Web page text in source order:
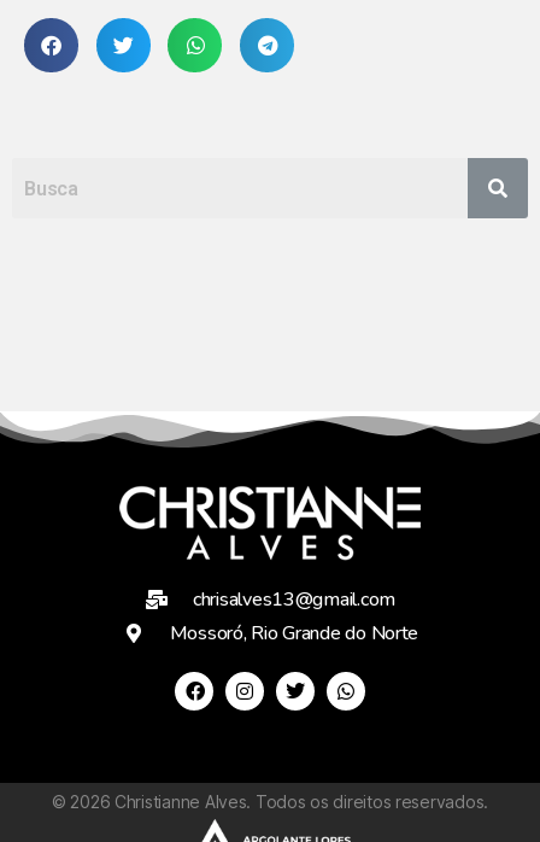
chrisalves13@gmail.com
Mossoró, Rio Grande do Norte
© 2026 Christianne Alves. Todos os direitos reservados.